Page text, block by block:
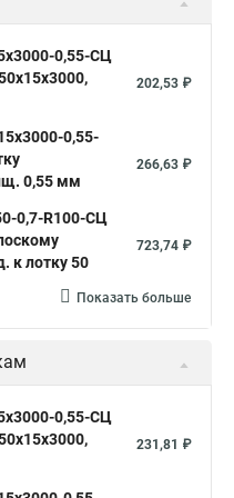
0,55-СЦ
202,53 ₽
0,55-
0,55 мм
266,63 ₽
0,7-R100-СЦ
к лотку 50
723,74 ₽
Показать больше
0,55-СЦ
231,81 ₽